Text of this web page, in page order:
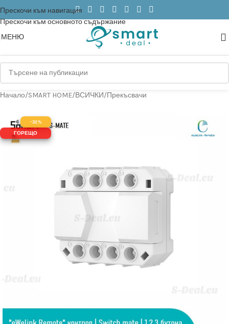
Прескочи към навигация
Прескочи към основното съдържание
МЕНЮ
Начало/SMART HOME/ВСИЧКИ/Прекъсвачи
-32%
ГОРЕЩО